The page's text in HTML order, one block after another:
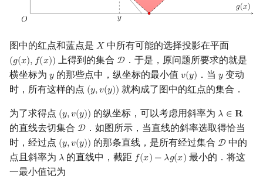
图中的红点和蓝点是 𝑋
X 中所有可能的选择投影在平面
(𝑔(𝑥), 𝑓(𝑥))
(g(x),f (x)) 上得到的集合D
D ．于是，原问题所要求的就是
横坐标为 𝑦
y的那些点中，纵坐标的最小值 𝑣(𝑦)
v(y) ．当 𝑦
y变动
时，所有这样的点 (𝑦,𝑣(𝑦))
(y,v(y)) 就构成了图中的红点的集合．
为了求得点 (𝑦,𝑣(𝑦))
(y,v(y)) 的纵坐标，可以考虑用斜率为 𝜆 ∈ 𝐑
λ∈R
的直线去切集合 D
D ．如图所示，当直线的斜率选取得恰当
时，经过点 (𝑦,𝑣(𝑦))
(y,v(y)) 的那条直线，是所有经过集合D
D 中的
点且斜率为 𝜆
λ 的直线中，截距 𝑓(𝑥) − 𝜆𝑔(𝑥)
f(x)− λg (x)
最小的．将这
一最小值记为